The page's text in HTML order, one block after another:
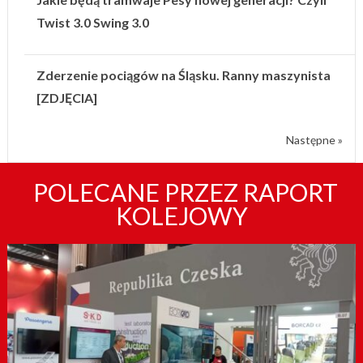
Twist 3.0 Swing 3.0
Zderzenie pociągów na Śląsku. Ranny maszynista
[ZDJĘCIA]
Następne »
POLECANE PRZEZ RAPORT
KOLEJOWY